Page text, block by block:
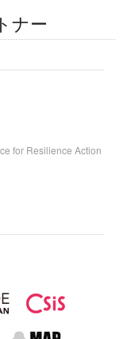
ナー
for Resilience Action